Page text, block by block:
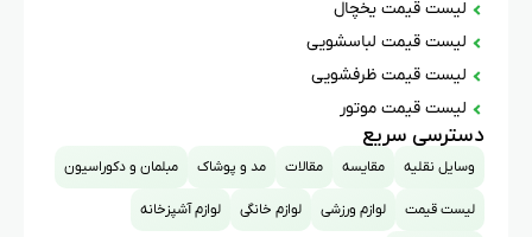
لیست قیمت یخچال
لیست قیمت لباسشویی
لیست قیمت ظرفشویی
لیست قیمت موتور
دسترسی سریع
وسایل نقلیه مقایسه مقالات مد و پوشاک مبلمان و دکوراسیون
لیست قیمت لوازم ورزشی لوازم خانگی لوازم آشپزخانه